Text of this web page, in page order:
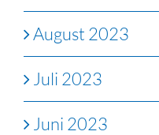
August 2023
Juli 2023
Juni 2023